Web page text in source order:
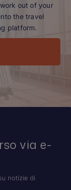
out of your
the travel
platform.
via e-
notizie di